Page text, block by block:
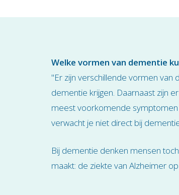
Welke vormen van dementie
"Er zijn verschillende vormen
dementie krijgen. Daarnaast zijn
meest voorkomende symptomen
verwacht je niet direct bij
Bij dementie denken mensen
maakt: de ziekte van Alzheimer